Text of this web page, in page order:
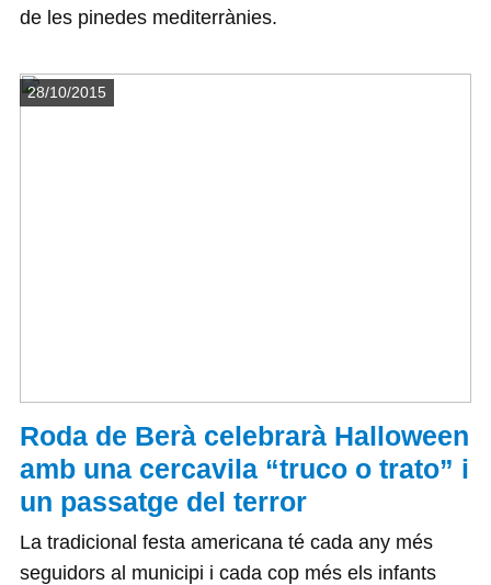
de les pinedes mediterrànies.
Roda de Berà celebrarà Halloween
amb una cercavila “truco o trato” i
un passatge del terror
Detalls
28/10/2015
La tradicional festa americana té cada any més
seguidors al municipi i cada cop més els infants